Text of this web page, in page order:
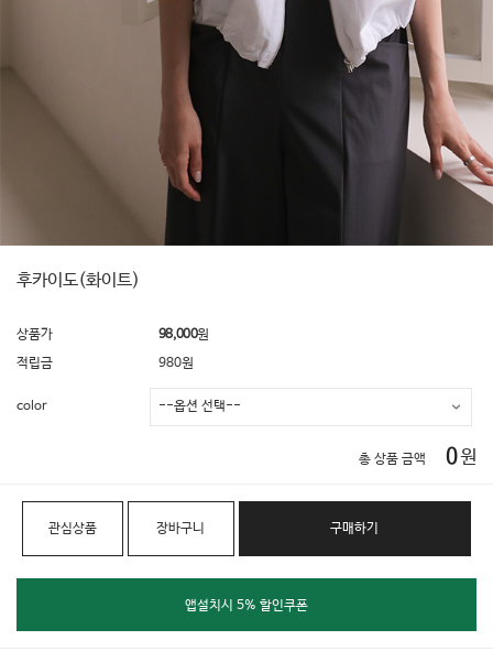
후카이도(화이트)
상품가 98,000원
적립금
980원
color
총 상품 금액 0원
관심상품 장바구니 구매하기